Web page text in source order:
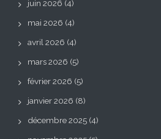
juin 2026 (4)
mai 2026 (4)
avril 2026 (4)
mars 2026 (5)
février 2026 (5)
janvier 2026 (8)
décembre 2025 (4)